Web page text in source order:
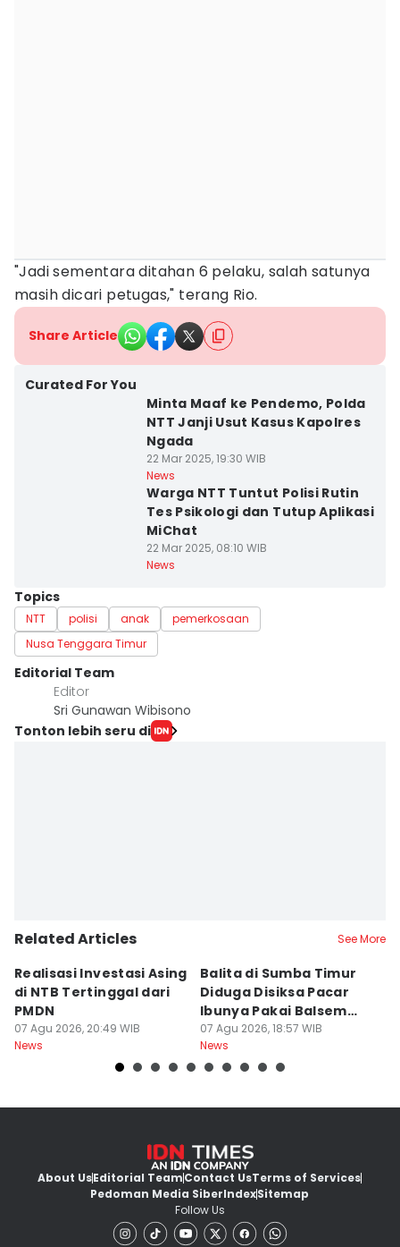
"Jadi sementara ditahan 6 pelaku, salah satunya
masih dicari petugas," terang Rio.
Share Article
Curated For You
Minta Maaf ke Pendemo, Polda
NTT Janji Usut Kasus Kapolres
Ngada
22 Mar 2025, 19:30 WIB
News
Warga NTT Tuntut Polisi Rutin
Tes Psikologi dan Tutup Aplikasi
MiChat
22 Mar 2025, 08:10 WIB
News
Topics
NTT polisi anak
pemerkosaan
Nusa Tenggara Timur
Editorial Team
Editor
Sri Gunawan Wibisono
Tonton lebih seru di
Related Articles See More
Realisasi Investasi Asing
di NTB Tertinggal dari
PMDN
07 Agu 2026, 20:49 WIB
News
Balita di Sumba Timur
Diduga Disiksa Pacar
Ibunya Pakai Balsem
dan Cabai
07 Agu 2026, 18:57 WIB
News
About UsEditorial TeamContact UsTerms of Services
Pedoman Media SiberIndexSitemap
Follow Us